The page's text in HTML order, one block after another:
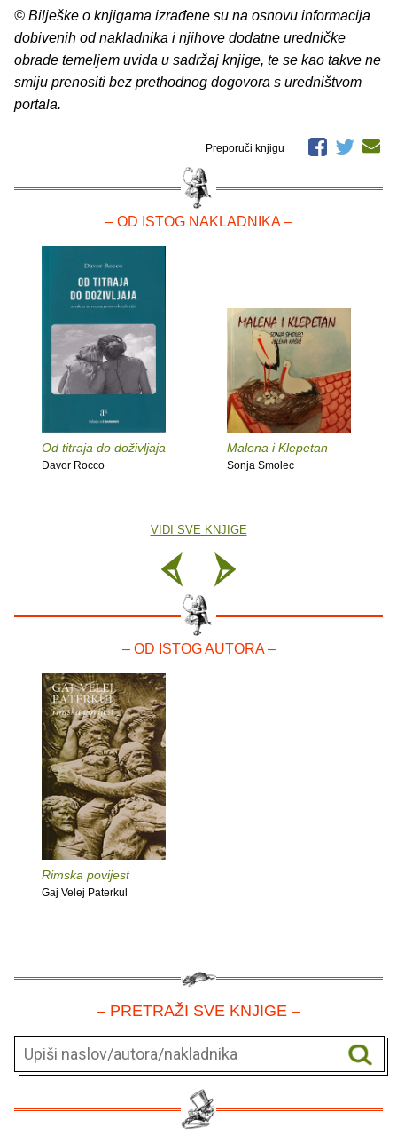
© Bilješke o knjigama izrađene su na osnovu informacija
dobivenih od nakladnika i njihove dodatne uredničke
obrade temeljem uvida u sadržaj knjige, te se kao takve ne
smiju prenositi bez prethodnog dogovora s uredništvom
portala.
Preporuči knjigu
– OD ISTOG NAKLADNIKA –
Od titraja do doživljaja
Davor Rocco
Malena i Klepetan
Sonja Smolec
VIDI SVE KNJIGE
– OD ISTOG AUTORA –
Rimska povijest
Gaj Velej Paterkul
– PRETRAŽI SVE KNJIGE –